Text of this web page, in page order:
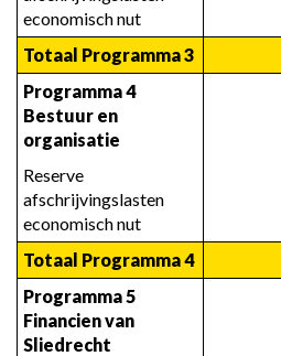
economisch nut
Totaal Programma 3
Programma 4
Bestuur en
organisatie
Reserve
afschrijvingslasten
economisch nut
Totaal Programma 4
Programma 5
Financien van
Sliedrecht